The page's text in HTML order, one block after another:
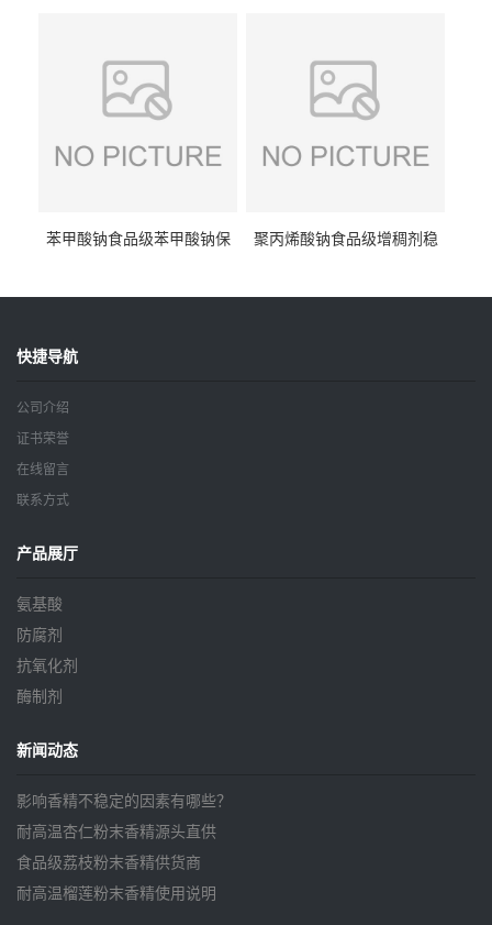
苯甲酸钠食品级苯甲酸钠保
聚丙烯酸钠食品级增稠剂稳
快捷导航
公司介绍
证书荣誉
在线留言
联系方式
产品展厅
氨基酸
防腐剂
抗氧化剂
酶制剂
新闻动态
影响香精不稳定的因素有哪些？
耐高温杏仁粉末香精源头直供
食品级荔枝粉末香精供货商
耐高温榴莲粉末香精使用说明